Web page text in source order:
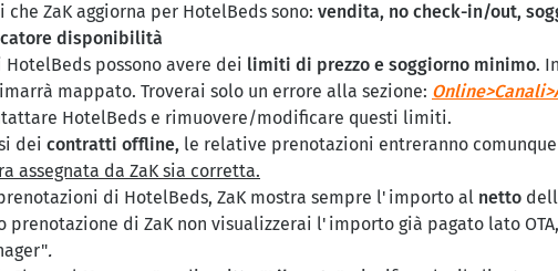
che ZaK aggiorna per HotelBeds sono: vendita, no check-in/out,
disponibilità
possono avere dei limiti di prezzo e soggiorno minimo.
mappato. Troverai solo un errore alla sezione:
HotelBeds e rimuovere/modificare questi limiti.
dei contratti offline, le relative prenotazioni entreranno comunque
assegnata da ZaK sia corretta.
di HotelBeds, ZaK mostra sempre l'importo al netto
prenotazione di ZaK non visualizzerai l'importo già pagato lato
.